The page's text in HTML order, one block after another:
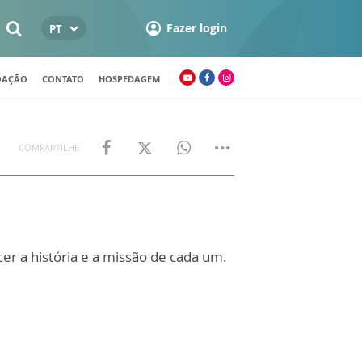
PT Fazer login
CONTATO HOSPEDAGEM
COMPARTILHE
a história e a missão de cada um.